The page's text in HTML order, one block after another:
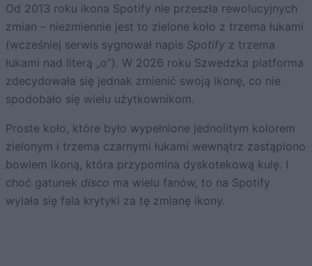
Od 2013 roku ikona Spotify nie przeszła rewolucyjnych
zmian – niezmiennie jest to zielone koło z trzema łukami
(wcześniej serwis sygnował napis Spotify z trzema
łukami nad literą „o”). W 2026 roku Szwedzka platforma
zdecydowała się jednak zmienić swoją ikonę, co nie
spodobało się wielu użytkownikom.
Proste koło, które było wypełnione jednolitym kolorem
zielonym i trzema czarnymi łukami wewnątrz zastąpiono
bowiem ikoną, która przypomina dyskotekową kulę. I
choć gatunek disco ma wielu fanów, to na Spotify
wylała się fala krytyki za tę zmianę ikony.